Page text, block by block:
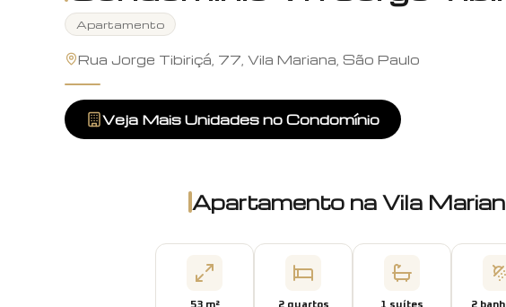
Apartamento
Rua Jorge Tibiriçá, 77, Vila Mariana, São Paulo
Veja Mais Unidades no Condomínio
Apartamento na Vila